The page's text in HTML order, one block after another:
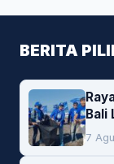
BERITA
Bali
7